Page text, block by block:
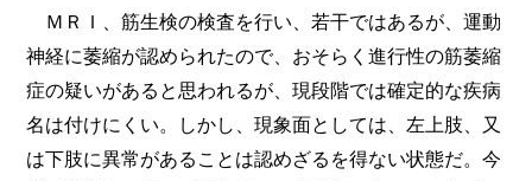
ＭＲＩ、筋生検の検査を行い、若干ではあるが、運動
神経に萎縮が認められたので、おそらく進行性の筋萎縮
症の疑いがあると思われるが、現段階では確定的な疾病
名は付けにくい。しかし、現象面としては、左上肢、又
は下肢に異常があることは認めざるを得ない状態だ。今